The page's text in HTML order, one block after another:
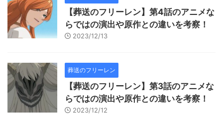
【葬送のフリーレン】第4話のアニメな
らではの演出や原作との違いを考察！
2023/12/13
葬送のフリーレン
【葬送のフリーレン】第3話のアニメな
らではの演出や原作との違いを考察！
2023/12/12